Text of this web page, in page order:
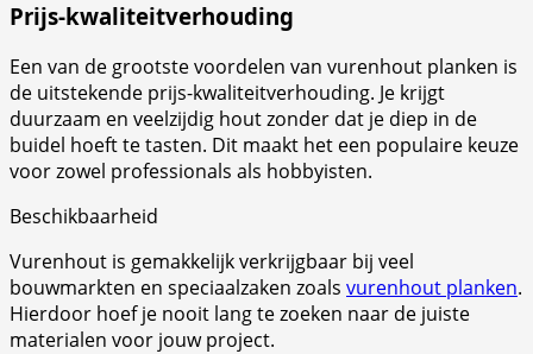
Prijs-kwaliteitverhouding
Een van de grootste voordelen van vurenhout planken is
de uitstekende prijs-kwaliteitverhouding. Je krijgt
duurzaam en veelzijdig hout zonder dat je diep in de
buidel hoeft te tasten. Dit maakt het een populaire keuze
voor zowel professionals als hobbyisten.
Beschikbaarheid
Vurenhout is gemakkelijk verkrijgbaar bij veel
bouwmarkten en speciaalzaken zoals vurenhout planken.
Hierdoor hoef je nooit lang te zoeken naar de juiste
materialen voor jouw project.